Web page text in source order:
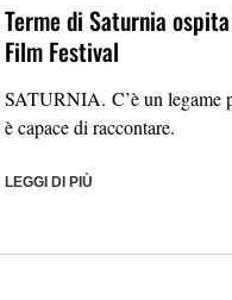
Terme di Saturnia
Film Festival
SATURNIA. C’è un legame
è capace di raccontare.
LEGGI DI PIÙ